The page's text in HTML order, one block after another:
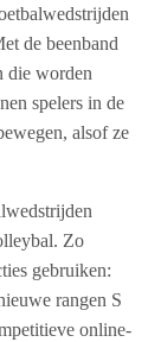
de beenband
die worden
spelers in de
alsof ze
Zo
gebruiken:
rangen S
online-